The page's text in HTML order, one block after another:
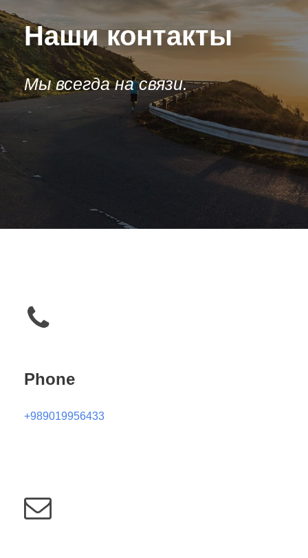
Наши контакты
Мы всегда на связи.
Phone
+989019956433